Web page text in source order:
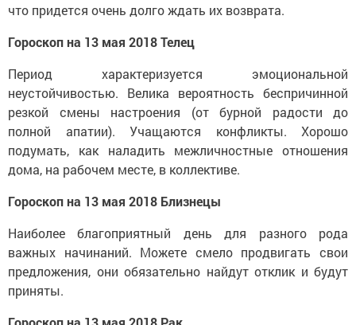
что придется очень долго ждать их возврата.
Гороскоп на 13 мая 2018 Телец
Период характеризуется эмоциональной
неустойчивостью. Велика вероятность беспричинной
резкой смены настроения (от бурной радости до
полной апатии). Учащаются конфликты. Хорошо
подумать, как наладить межличностные отношения
дома, на рабочем месте, в коллективе.
Гороскоп на 13 мая 2018 Близнецы
Наиболее благоприятный день для разного рода
важных начинаний. Можете смело продвигать свои
предложения, они обязательно найдут отклик и будут
приняты.